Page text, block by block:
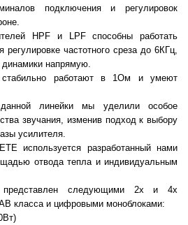
подключения и регулировок
HPF и LPF способны работать
регулировке частотного среза до 6КГц,
напрямую.
стабильно работают в 1Ом и умеют
линейки мы уделили особое
звучания, изменив подход к выбору
усилителя.
используется разработанный нами
отвода тепла и индивидуальным
следующими 2х и 4х
класса и цифровыми моноблоками: